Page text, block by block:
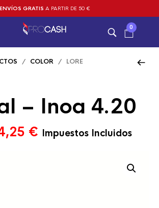
ENVÍOS GRATIS A PARTIR DE 50 €
0
/ COLOR / LORE
– Inoa 4.20
€ El
precio
Impuestos Incluidos